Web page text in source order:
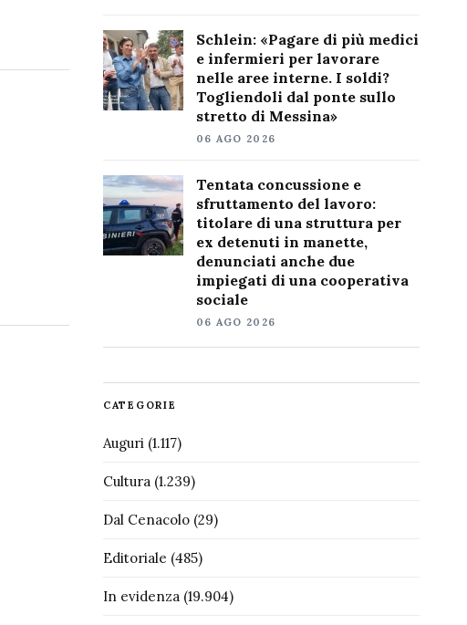
Schlein: «Pagare di più medici
e infermieri per lavorare
nelle aree interne. I soldi?
Togliendoli dal ponte sullo
stretto di Messina»
06 AGO 2026
Tentata concussione e
sfruttamento del lavoro:
titolare di una struttura per
ex detenuti in manette,
denunciati anche due
impiegati di una cooperativa
sociale
06 AGO 2026
CATEGORIE
Auguri(1.117)
Cultura(1.239)
Dal Cenacolo(29)
Editoriale (485)
In evidenza(19.904)